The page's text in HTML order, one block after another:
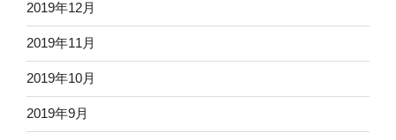
2019年12月
2019年11月
2019年10月
2019年9月